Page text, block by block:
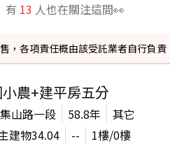
有 13 人也在關注這間👀
，各項責任概由該受託業者自行負責
農+建平房五分
山路一段 58.8年
其它
建物34.04 -- 1樓/0樓